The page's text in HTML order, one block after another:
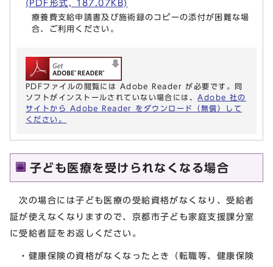
(PDF形式, 187.07KB)
療養費支給申請書及び施術録のコピーの添付が困難な場
合、ご利用ください。
PDFファイルの閲覧には Adobe Reader が必要です。同
ソフトがインストールされていない場合には、 Adobe 社の
サイトから Adobe Reader をダウンロード（無償）して
ください。
子ども医療を受けられなくなる場合
次の場合には子ども医療の受給資格がなくなり、受給者
証が使えなくなりますので、京都市子ども家庭支援課分室
に受給者証をお返しください。
・健康保険の資格がなくなったとき（転職等、健康保険